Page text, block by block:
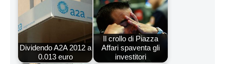
Dividendo A2A 2012 a
0.013 euro
Il crollo di Piazza
Affari spaventa gli
investitori